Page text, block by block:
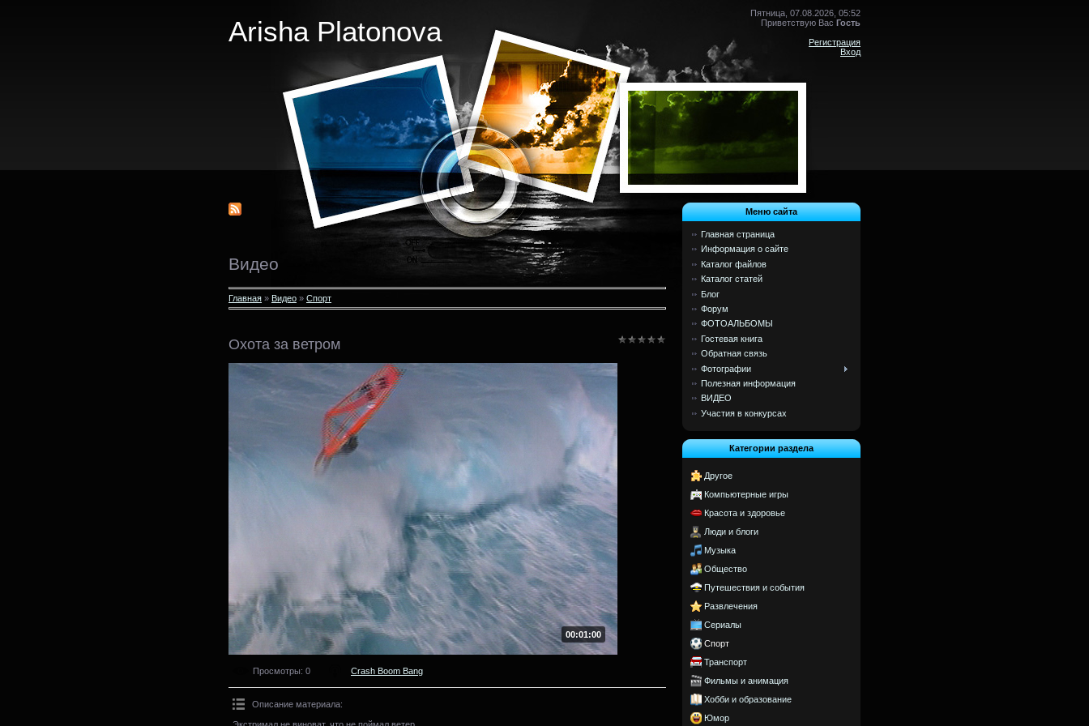
Arisha Platonova
Пятница, 07.08.2026, 05:52
Приветствую Вас Гость
Регистрация
Вход
Видео
Главная » Видео » Спорт
Охота за ветром
00:01:00
Просмотры: 0 Crash Boom Bang
Описание материала:
Экстримал не виноват, что не поймал ветер.
Меню сайта
Главная страница
Информация о сайте
Каталог файлов
Каталог статей
Блог
Форум
ФОТОАЛЬБОМЫ
Гостевая книга
Обратная связь
Фотографии
Полезная информация
ВИДЕО
Участия в конкурсах
Категории раздела
Другое
Компьютерные игры
Красота и здоровье
Люди и блоги
Музыка
Общество
Путешествия и события
Развлечения
Сериалы
Спорт
Транспорт
Фильмы и анимация
Хобби и образование
Юмор